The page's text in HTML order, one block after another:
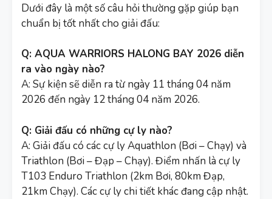
Dưới đây là một số câu hỏi thường gặp giúp bạn
chuẩn bị tốt nhất cho giải đấu:
Q: AQUA WARRIORS HALONG BAY 2026 diễn
ra vào ngày nào?
A: Sự kiện sẽ diễn ra từ ngày 11 tháng 04 năm
2026 đến ngày 12 tháng 04 năm 2026.
Q: Giải đấu có những cự ly nào?
A: Giải đấu có các cự ly Aquathlon (Bơi – Chạy) và
Triathlon (Bơi – Đạp – Chạy). Điểm nhấn là cự ly
T103 Enduro Triathlon (2km Bơi, 80km Đạp,
21km Chạy). Các cự ly chi tiết khác đang cập nhật.